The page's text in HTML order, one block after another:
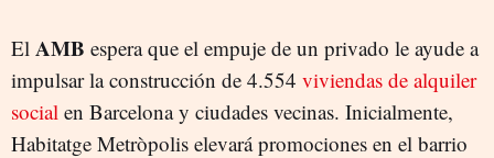
El AMB espera que el empuje de un privado le ayude a
impulsar la construcción de 4.554 viviendas de alquiler
social en Barcelona y ciudades vecinas. Inicialmente,
Habitatge Metròpolis elevará promociones en el barrio